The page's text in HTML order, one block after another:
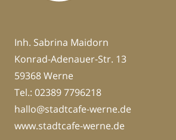
Inh. Sabrina Maidorn
Konrad-Adenauer-Str. 13
59368 Werne
Tel.: 02389 7796218
hallo@stadtcafe-werne.de
www.stadtcafe-werne.de